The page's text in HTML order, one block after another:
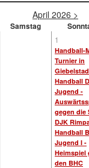
April 2026 >
Samstag
1
Handball-
Turnier in
Handball
Jugend -
gegen die
DJK
Handball
Jugend I -
Heimspiel
den BHC